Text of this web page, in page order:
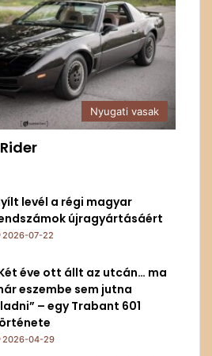
Nyugati vasak
levél a régi magyar
újragyártásáért
2026-07-22
éve ott állt az utcán… ma
eszembe sem jutna
– egy Trabant 601
2026-04-29